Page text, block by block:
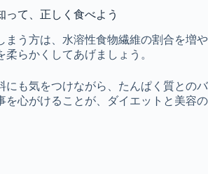
って、正しく食べよう
まう方は、水溶性食物繊維の割合を増や
柔らかくしてあげましょう。
にも気をつけながら、たんぱく質とのバ
を心がけることが、ダイエットと美容の